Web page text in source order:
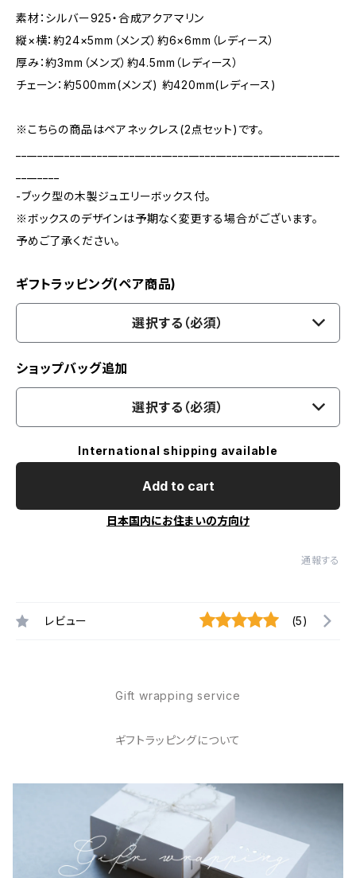
素材：シルバー925・合成アクアマリン
縦×横：約24×5mm（メンズ）約6×6mm（レディース）
厚み：約3mm（メンズ）約4.5mm（レディース）
チェーン：約500mm(メンズ) 約420mm(レディース)
※こちらの商品はペアネックレス(2点セット)です。
-ブック型の木製ジュエリーボックス付。
※ボックスのデザインは予期なく変更する場合がございます。
予めご了承ください。
ギフトラッピング(ペア商品)
選択する（必須）
ショップバッグ追加
選択する（必須）
International shipping available
Add to cart
日本国内にお住まいの方向け
通報する
レビュー (5)
Gift wrapping service
ギフトラッピングについて